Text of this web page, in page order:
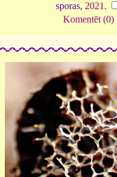
sporas, 2021 .
Komentēt (0)